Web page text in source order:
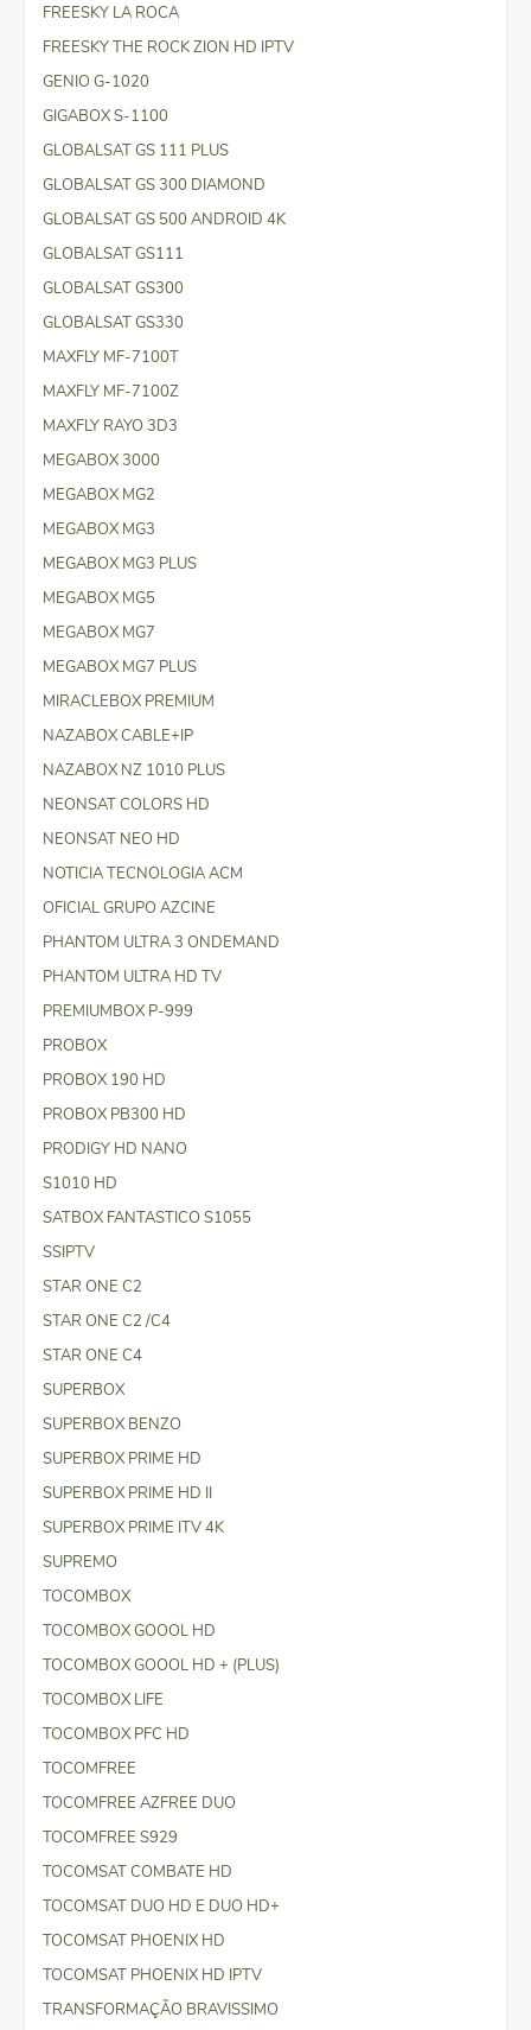
FREESKY LA ROCA
FREESKY THE ROCK ZION HD IPTV
GENIO G-1020
GIGABOX S-1100
GLOBALSAT GS 111 PLUS
GLOBALSAT GS 300 DIAMOND
GLOBALSAT GS 500 ANDROID 4K
GLOBALSAT GS111
GLOBALSAT GS300
GLOBALSAT GS330
MAXFLY MF-7100T
MAXFLY MF-7100Z
MAXFLY RAYO 3D3
MEGABOX 3000
MEGABOX MG2
MEGABOX MG3
MEGABOX MG3 PLUS
MEGABOX MG5
MEGABOX MG7
MEGABOX MG7 PLUS
MIRACLEBOX PREMIUM
NAZABOX CABLE+IP
NAZABOX NZ 1010 PLUS
NEONSAT COLORS HD
NEONSAT NEO HD
NOTICIA TECNOLOGIA ACM
OFICIAL GRUPO AZCINE
PHANTOM ULTRA 3 ONDEMAND
PHANTOM ULTRA HD TV
PREMIUMBOX P-999
PROBOX
PROBOX 190 HD
PROBOX PB300 HD
PRODIGY HD NANO
S1010 HD
SATBOX FANTASTICO S1055
SSIPTV
STAR ONE C2
STAR ONE C2 /C4
STAR ONE C4
SUPERBOX
SUPERBOX BENZO
SUPERBOX PRIME HD
SUPERBOX PRIME HD II
SUPERBOX PRIME ITV 4K
SUPREMO
TOCOMBOX
TOCOMBOX GOOOL HD
TOCOMBOX GOOOL HD + (PLUS)
TOCOMBOX LIFE
TOCOMBOX PFC HD
TOCOMFREE
TOCOMFREE AZFREE DUO
TOCOMFREE S929
TOCOMSAT COMBATE HD
TOCOMSAT DUO HD E DUO HD+
TOCOMSAT PHOENIX HD
TOCOMSAT PHOENIX HD IPTV
TRANSFORMAÇÃO BRAVISSIMO